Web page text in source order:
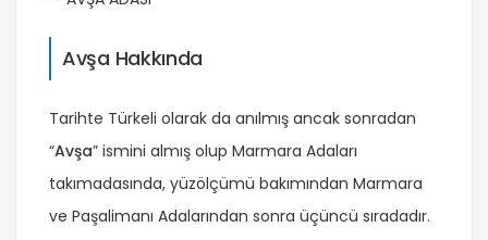
Avşa Hakkında
Tarihte Türkeli olarak da anılmış ancak sonradan
“Avşa” ismini almış olup Marmara Adaları
takımadasında, yüzölçümü bakımından Marmara
ve Paşalimanı Adalarından sonra üçüncü sıradadır.